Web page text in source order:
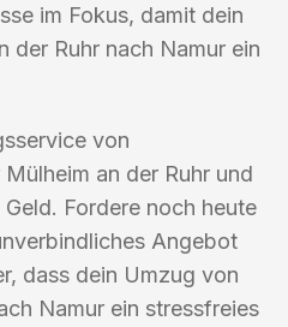
im Fokus, damit dein
der Ruhr nach Namur ein
von
an der Ruhr und
Fordere noch heute
Angebot
dass dein Umzug von
Namur ein stressfreies